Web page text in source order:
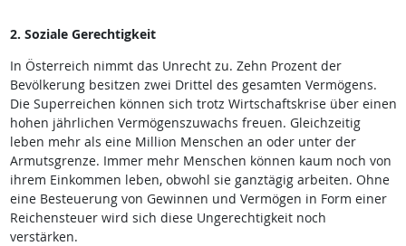
2. Soziale Gerechtigkeit
In Österreich nimmt das Unrecht zu. Zehn Prozent der
Bevölkerung besitzen zwei Drittel des gesamten Vermögens.
Die Superreichen können sich trotz Wirtschaftskrise über einen
hohen jährlichen Vermögenszuwachs freuen. Gleichzeitig
leben mehr als eine Million Menschen an oder unter der
Armutsgrenze. Immer mehr Menschen können kaum noch von
ihrem Einkommen leben, obwohl sie ganztägig arbeiten. Ohne
eine Besteuerung von Gewinnen und Vermögen in Form einer
Reichensteuer wird sich diese Ungerechtigkeit noch
verstärken.